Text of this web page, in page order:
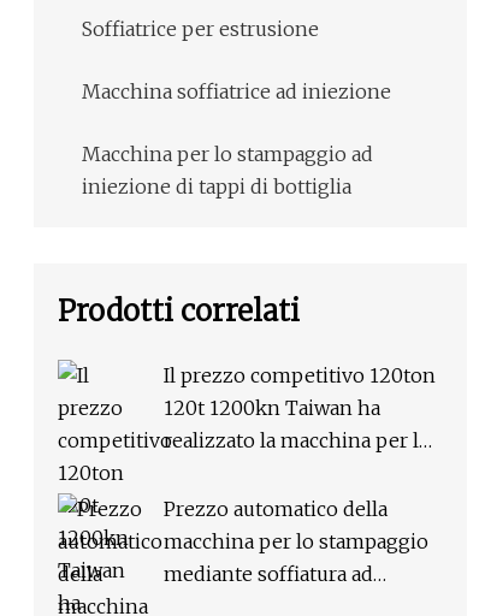
Soffiatrice per estrusione
Macchina soffiatrice ad iniezione
Macchina per lo stampaggio ad
iniezione di tappi di bottiglia
Prodotti correlati
Il prezzo competitivo 120ton
120t 1200kn Taiwan ha
realizzato la macchina per lo
preforme per animali
domestici per il prezzo della
macchina per la produzione
Prezzo automatico della
macchina per lo stampaggio
mediante soffiatura ad